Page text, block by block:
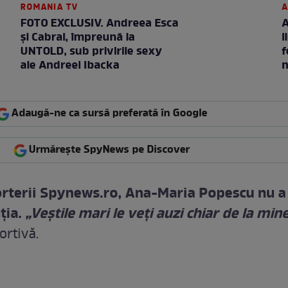
ROMANIA TV
FOTO EXCLUSIV. Andreea Esca
şi Cabral, împreună la
UNTOLD, sub privirile sexy
ale Andreei Ibacka
Adaugă-ne ca sursă preferată în Google
Urmărește SpyNews pe Discover
Spynews.ro, Ana-Maria Popescu nu a
„Veştile mari le veţi auzi chiar de la